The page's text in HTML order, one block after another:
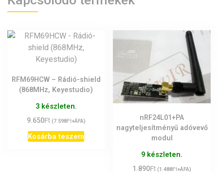
RFM69HCW – Rádió-shield
(868MHz, Keyestudio)
3 készleten.
9.650Ft (7.598Ft+ÁFA)
Kosárba teszem
nRF24L01+PA
nagyteljesítményű adóvevő
modul
9 készleten.
1.890Ft (1.488Ft+ÁFA)